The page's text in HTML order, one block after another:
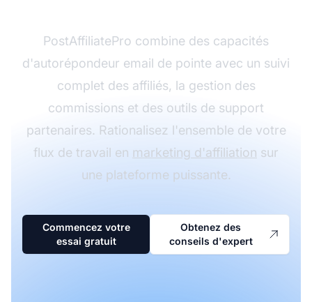
PostAffiliatePro combine des capacités
d'autorépondeur email de pointe avec un suivi
complet des affiliés, la gestion des
commissions et des outils de support
partenaires. Rationalisez l'ensemble de votre
flux de travail en marketing d'affiliation sur
une plateforme puissante.
Commencez votre
essai gratuit
Obtenez des
conseils d'expert